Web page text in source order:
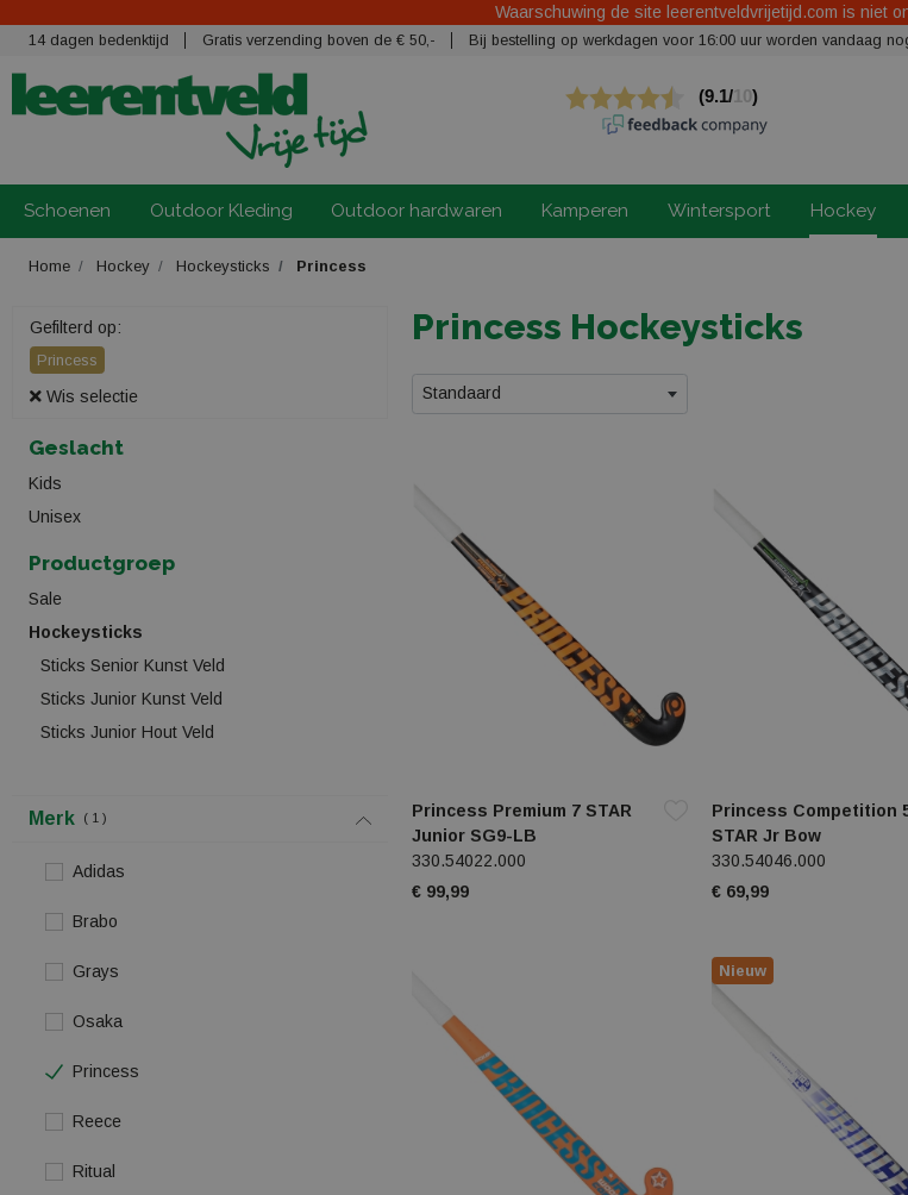
Waarschuwing de site leerentveldvrijetijd.com is niet
14 dagen bedenktijd Gratis verzending boven de € 50,- Bij bestelling op werkdagen voor 16:00 uur worden vandaag
Schoenen Outdoor Kleding Outdoor hardwaren Kamperen Wintersport Hockey
Home Hockey Hockeysticks Princess
Gefilterd op:
Princess
Wis selectie
Geslacht
Kids
Unisex
Productgroep
Sale
Hockeysticks
Sticks Senior Kunst Veld
Sticks Junior Kunst Veld
Sticks Junior Hout Veld
Merk 1
Adidas
Brabo
Grays
Osaka
Princess
Reece
Ritual
Princess Hockeysticks
Standaard
Princess Premium 7 STAR
Junior SG9-LB
330.54022.000
€ 99,99
Princess Competition
STAR Jr Bow
330.54046.000
€ 69,99
Nieuw